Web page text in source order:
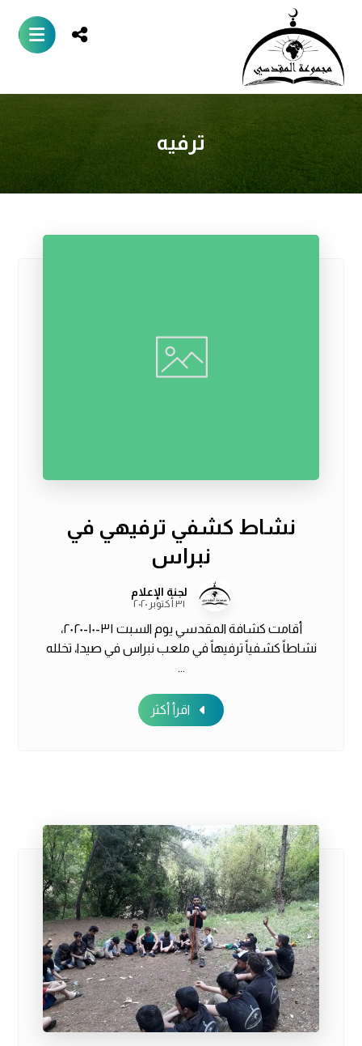
ترفيه
نشاط كشفي ترفيهي في
نبراس
لجنة الإعلام
٣١ أكتوبر ٢٠٢٠
أقامت كشافة المقدسي يوم السبت ٣١-١٠-٢٠٢٠،
نشاطاً كشفياً ترفيهاً في ملعب نبراس في صيدا، تخلله
...
اقرأ أكثر